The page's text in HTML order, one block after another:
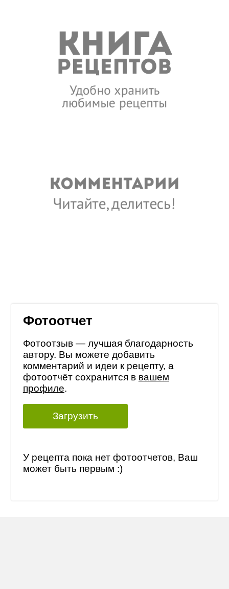
Фотоотчет
Фотоотзыв — лучшая благодарность
автору. Вы можете добавить
комментарий и идеи к рецепту, а
фотоотчёт сохранится в вашем
профиле.
Загрузить
У рецепта пока нет фотоотчетов, Ваш
может быть первым :)